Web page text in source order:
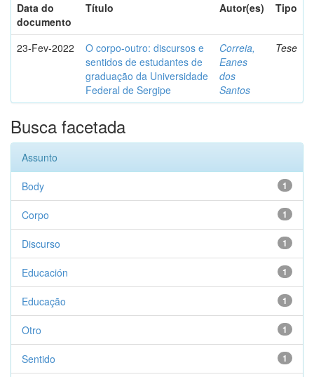
Data do
documento
Título Autor(es) Tipo
23-Fev-2022
O corpo-outro: discursos e
sentidos de estudantes de
graduação da Universidade
Federal de Sergipe
Correia,
Eanes
dos
Santos
Tese
Busca facetada
Assunto
1
Body
1
Corpo
1
Discurso
1
Educación
1
Educação
1
Otro
1
Sentido